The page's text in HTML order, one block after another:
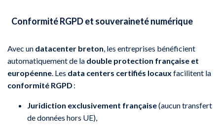
Conformité RGPD et souveraineté numérique
Avec un datacenter breton , les entreprises bénéficient
automatiquement de la double protection française et
européenne . Les data centers certifiés locaux facilitent la
conformité RGPD :
Juridiction exclusivement française(aucun transfert
de données hors UE),